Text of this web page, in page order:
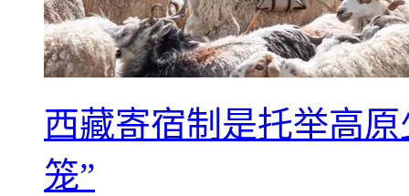
西藏寄宿制是托举高
笼”